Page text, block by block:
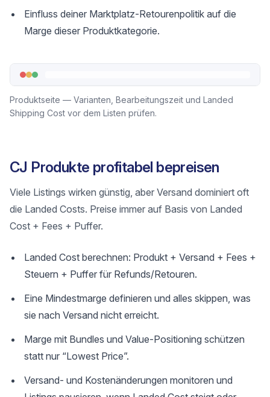
Einfluss deiner Marktplatz-Retourenpolitik auf die
Marge dieser Produktkategorie.
Produktseite — Varianten, Bearbeitungszeit und Landed
Shipping Cost vor dem Listen prüfen.
CJ Produkte profitabel bepreisen
Viele Listings wirken günstig, aber Versand dominiert oft
die Landed Costs. Preise immer auf Basis von Landed
Cost + Fees + Puffer.
Landed Cost berechnen: Produkt + Versand + Fees +
Steuern + Puffer für Refunds/Retouren.
Eine Mindestmarge definieren und alles skippen, was
sie nach Versand nicht erreicht.
Marge mit Bundles und Value-Positioning schützen
statt nur “Lowest Price”.
Versand- und Kostenänderungen monitoren und